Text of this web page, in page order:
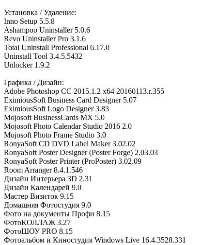
Установка / Удаление:
Inno Setup 5.5.8
Ashampoo Uninstaller 5.0.6
Revo Uninstaller Pro 3.1.6
Total Uninstall Professional 6.17.0
Uninstall Tool 3.4.5.5432
Unlocker 1.9.2
Графика / Дизайн:
Adobe Photoshop CC 2015.1.2 x64 20160113.r.355
EximiousSoft Business Card Designer 5.07
EximiousSoft Logo Designer 3.83
Mojosoft BusinessCards MX 5.0
Mojosoft Photo Calendar Studio 2016 2.0
Mojosoft Photo Frame Studio 3.0
RonyaSoft CD DVD Label Maker 3.02.02
RonyaSoft Poster Designer (Poster Forge) 2.03.03
RonyaSoft Poster Printer (ProPoster) 3.02.09
Room Arranger 8.4.1.546
Дизайн Интерьера 3D 2.31
Дизайн Календарей 9.0
Мастер Визиток 9.15
Домашняя Фотостудия 9.0
Фото на документы Профи 8.15
ФотоКОЛЛАЖ 3.27
ФотоШОУ PRO 8.15
Фотоальбом и Киностудия Windows Live 16.4.3528.331